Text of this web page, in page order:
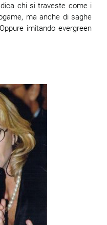
chi si traveste come i
ma anche di saghe
imitando evergreen